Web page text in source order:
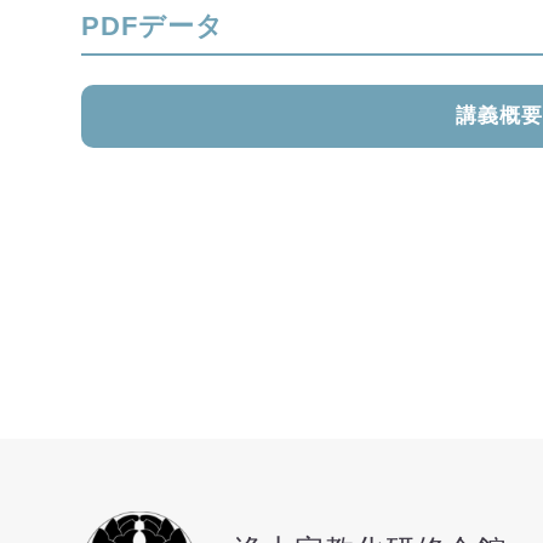
PDFデータ
講義概要